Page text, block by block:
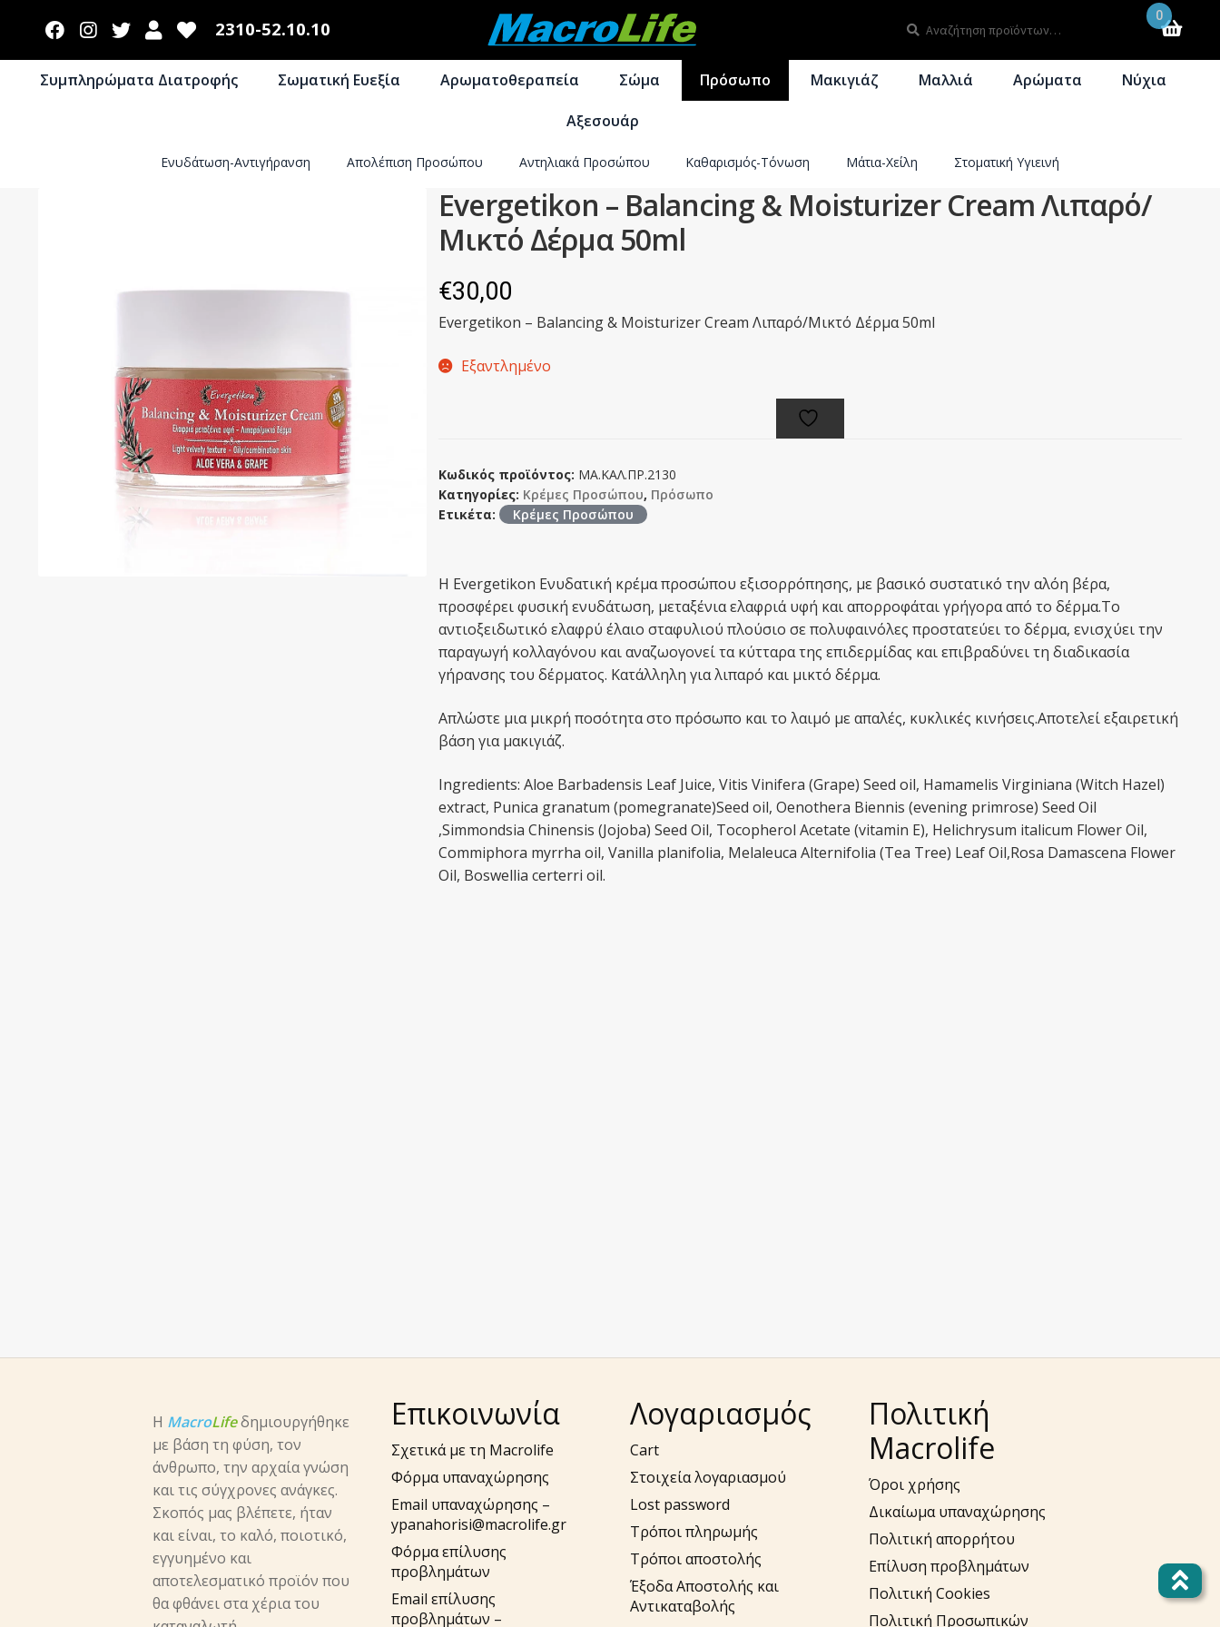
Απευθείας
μετάβαση
στην
Μετάβαση
σε
περιεχόμενο
2310-52.10.10
για:
0
Συμπληρώματα Διατροφής Σωματική Ευεξία Αρωματοθεραπεία Σώμα Πρόσωπο
Ενυδάτωση-Αντιγήρανση Απολέπιση Προσώπου Αντηλιακά Προσώπου Καθαρισμός-Τόνωση Μάτια-Χείλη Στοματική Υγιεινή
Μακιγιάζ Μαλλιά Αρώματα Νύχια
Αξεσουάρ
Evergetikon – Balancing & Moisturizer Cream Λιπαρό/
Μικτό Δέρμα 50ml
€30,00
Evergetikon – Balancing & Moisturizer Cream Λιπαρό/Μικτό Δέρμα 50ml
Εξαντλημένο
Κωδικός προϊόντος: ΜΑ.ΚΑΛ.ΠΡ.2130
Κατηγορίες: Κρέμες Προσώπου, Πρόσωπο
Ετικέτα:
Κρέμες Προσώπου
Η Evergetikon Ενυδατική κρέμα προσώπου εξισορρόπησης, με βασικό συστατικό την αλόη βέρα,
προσφέρει φυσική ενυδάτωση, μεταξένια ελαφριά υφή και απορροφάται γρήγορα από το δέρμα.Tο
αντιοξειδωτικό ελαφρύ έλαιο σταφυλιού πλούσιο σε πολυφαινόλες προστατεύει το δέρμα, ενισχύει την
παραγωγή κολλαγόνου και αναζωογονεί τα κύτταρα της επιδερμίδας και επιβραδύνει τη διαδικασία
γήρανσης του δέρματος. Κατάλληλη για λιπαρό και μικτό δέρμα.
Απλώστε μια μικρή ποσότητα στο πρόσωπο και το λαιμό με απαλές, κυκλικές κινήσεις.Aποτελεί εξαιρετική
βάση για μακιγιάζ.
Ingredients: Aloe Barbadensis Leaf Juice, Vitis Vinifera (Grape) Seed oil, Hamamelis Virginiana (Witch Hazel)
extract, Punica granatum (pomegranate)Seed oil, Oenothera Biennis (evening primrose) Seed Oil
,Simmondsia Chinensis (Jojoba) Seed Oil, Tocopherol Acetate (vitamin E), Helichrysum italicum Flower Oil,
Commiphora myrrha oil, Vanilla planifolia, Melaleuca Alternifolia (Tea Tree) Leaf Oil,Rosa Damascena Flower
Oil, Boswellia certerri oil.
Η MacroLifeδημιουργήθηκε
με βάση τη φύση, τον
άνθρωπο, την αρχαία γνώση
και τις σύγχρονες ανάγκες.
Σκοπός μας βλέπετε, ήταν
και είναι, το καλό, ποιοτικό,
εγγυημένο και
αποτελεσματικό προϊόν που
θα φθάνει στα χέρια του
Επικοινωνία
Σχετικά με τη Macrolife
Φόρμα υπαναχώρησης
Email υπαναχώρησης –
ypanahorisi@macrolife.gr
Φόρμα επίλυσης
προβλημάτων
Email επίλυσης
προβλημάτων –
Λογαριασμός
Cart
Στοιχεία λογαριασμού
Lost password
Τρόποι πληρωμής
Τρόποι αποστολής
Έξοδα Αποστολής και
Αντικαταβολής
Πολιτική
Macrolife
Όροι χρήσης
Δικαίωμα υπαναχώρησης
Πολιτική απορρήτου
Επίλυση προβλημάτων
Πολιτική Cookies
Πολιτική Προσωπικών